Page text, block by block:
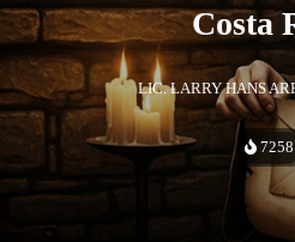
Costa
LIC. LARRY HANS
7258